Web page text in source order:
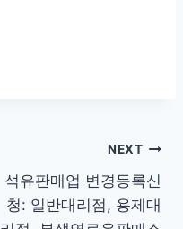
NEXT
석유판매업 변경등록신
청: 일반대리점, 용제대